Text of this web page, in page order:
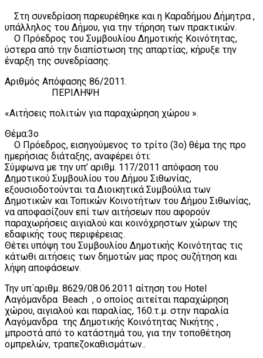
Στη συνεδρίαση παρευρέθηκε και η Καραδήμου Δήμητρα ,
υπάλληλος του Δήμου, για την τήρηση των πρακτικών.
Ο Πρόεδρος του Συμβουλίου Δημοτικής Κοινότητας,
ύστερα από την διαπίστωση της απαρτίας, κήρυξε την
έναρξη της συνεδρίασης.
Αριθμός Απόφασης 86/2011.
ΠΕΡΙΛΗΨΗ
«Αιτήσεις πολιτών για παραχώρηση χώρου ».
Θέμα:3ο
Ο Πρόεδρος, εισηγούμενος το τρίτο (3ο) θέμα της προ
ημερήσιας διάταξης, αναφέρει ότι:
Σύμφωνα με την υπ’ αριθμ. 117/2011 απόφαση του
Δημοτικού Συμβουλίου του Δήμου Σιθωνίας,
εξουσιοδοτούνται τα Διοικητικά Συμβούλια των
Δημοτικών και Τοπικών Κοινοτήτων του Δήμου Σιθωνίας,
να αποφασίζουν επί των αιτήσεων που αφορούν
παραχωρήσεις αιγιαλού και κοινόχρηστων χώρων της
εδαφικής τους περιφέρειας.
Θέτει υπόψη του Συμβουλίου Δημοτικής Κοινότητας τις
κάτωθι αιτήσεις των δημοτών μας προς συζήτηση και
λήψη αποφάσεων.
Την υπ΄αριθμ. 8629/08.06.2011 αίτηση του Ηοtel
Λαγόμανδρα Beach , ο οποίος αιτείται παραχώρηση
χώρου, αιγιαλού και παραλίας, 160.τ.μ. στην παραλία
Λαγόμανδρα της Δημοτικής Κοινότητας Νικήτης ,
μπροστά από το κατάστημά του, για την τοποθέτηση
ομπρελών, τραπεζοκαθισμάτων..